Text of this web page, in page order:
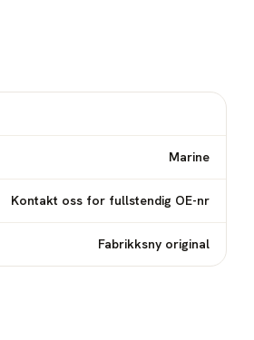
Marine
Kontakt oss for fullstendig OE-nr
Fabrikksny original